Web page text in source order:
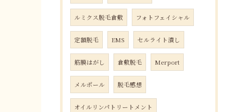
ルミクス脱毛倉敷 フォトフェイシャル
定額脱毛 EMS セルライト潰し
筋膜はがし 倉敷脱毛 Merport
メルポール 脱毛感想
オイルリンパトリートメント